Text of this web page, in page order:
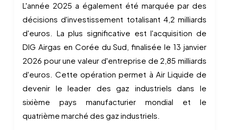
L'année 2025 a également été marquée par des
décisions d'investissement totalisant 4,2 milliards
d'euros. La plus significative est l'acquisition de
DIG Airgas en Corée du Sud, finalisée le 13 janvier
2026 pour une valeur d'entreprise de 2,85 milliards
d'euros. Cette opération permet à Air Liquide de
devenir le leader des gaz industriels dans le
sixième pays manufacturier mondial et le
quatrième marché des gaz industriels.